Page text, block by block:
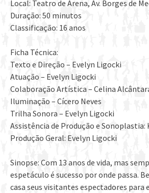
Local: Teatro de Arena, Av. Borges de
Duração: 50 minutos
Classificação: 16 anos
Ficha Técnica:
Texto e Direção – Evelyn Ligocki
Atuação – Evelyn Ligocki
Colaboração Artística – Celina
Iluminação – Cícero Neves
Trilha Sonora – Evelyn Ligocki
Assistência de Produção e Sonoplastia:
Produção Geral: Evelyn Ligocki
Sinopse: Com 13 anos de vida, mas
espetáculo é sucesso por onde passa.
casa seus visitantes espectadores para